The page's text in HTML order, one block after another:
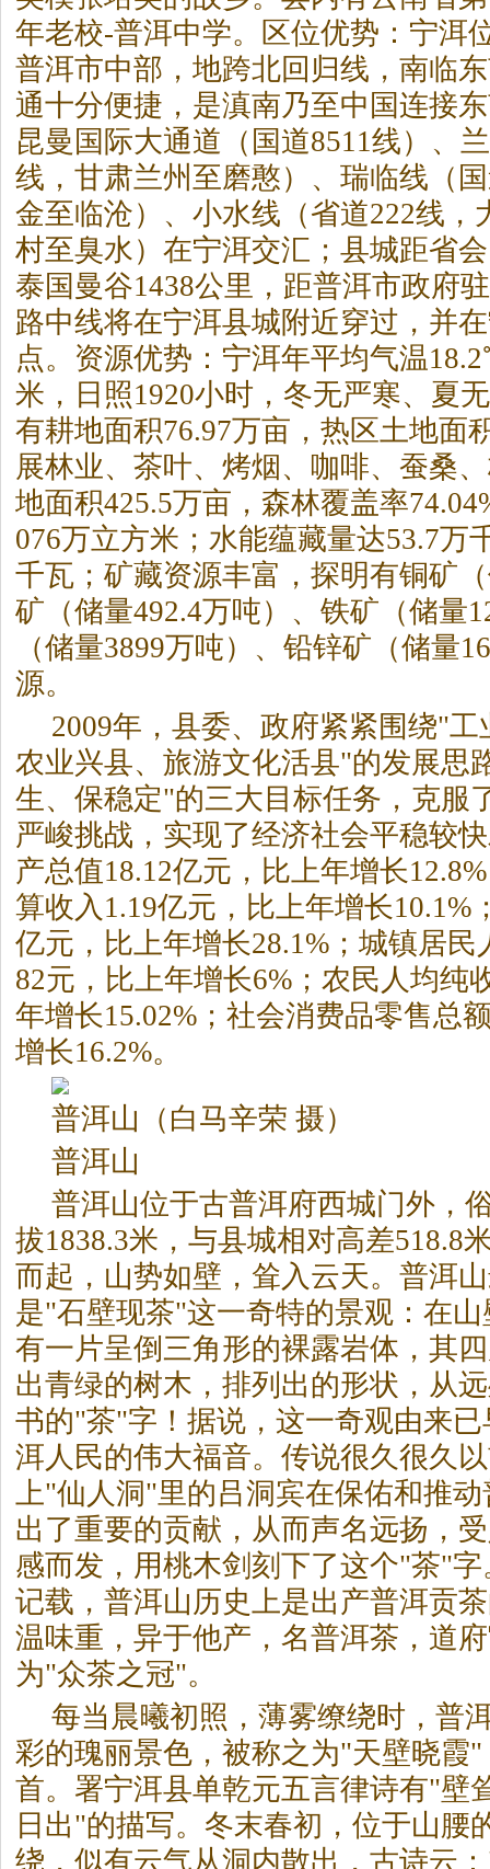
年老校-普洱中学。区位优势：宁洱
普洱市中部，地跨北回归线，南临
通十分便捷，是滇南乃至中国连接
昆曼国际大通道（国道8511线）、
线，甘肃兰州至磨憨）、瑞临线（
金至临沧）、小水线（省道222线，
村至臭水）在宁洱交汇；县城距省
泰国曼谷1438公里，距普洱市政府
路中线将在宁洱县城附近穿过，并
点。资源优势：宁洱年平均气温
米，日照1920小时，冬无严寒、夏
有耕地面积76.97万亩，热区土地面
展林业、 茶叶、烤烟、咖啡、蚕桑
地面积425.5万亩，森林覆盖率
076万立方米；水能蕴藏量达53.7万
千瓦；矿藏资源丰富，探明有铜矿
矿（储量492.4万吨）、铁矿（储量
（储量3899万吨）、铅锌矿（储量
源。
2009年，县委、政府紧紧围绕"
农业兴县、旅游文化活县"的发展思
生、保稳定"的三大目标任务，克服
严峻挑战，实现了经济社会平稳较
产总值18.12亿元，比上年增长
算收入1.19亿元，比上年增长10.1%
亿元，比上年增长28.1%；城镇居民
82元，比上年增长6%；农民人均纯
年增长15.02%；社会消费品零售总
增长16.2%。
普洱山（白马辛荣 摄）
普洱山
普洱山位于古普洱府西城门外，
拔1838.3米，与县城相对高差518.8
而起，山势如壁，耸入云天。普洱
是"石壁现茶"这一奇特的景观：在
有一片呈倒三角形的裸露岩体，其
出青绿的树木，排列出的形状，从
书的"茶"字！据说，这一奇观由来
洱人民的伟大福音。传说很久很久
上"仙人洞"里的吕洞宾在保佑和推动
出了重要的贡献，从而声名远扬，
感而发，用桃木剑刻下了这个"茶"字
记载，普洱山历史上是出产普洱贡茶
温味重，异于他产，名普洱茶 ，道
为"众茶之冠"。
每当晨曦初照，薄雾缭绕时，普
彩的瑰丽景色，被称之为"天壁晓霞
首。署宁洱县单乾元五言律诗有"壁
日出"的描写。冬末春初，位于山腰
绕，似有云气从洞内散出，古诗云